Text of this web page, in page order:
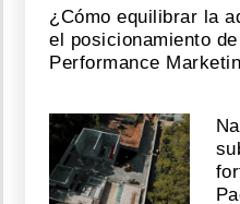
¿Cómo equilibrar la
el posicionamiento
Performance